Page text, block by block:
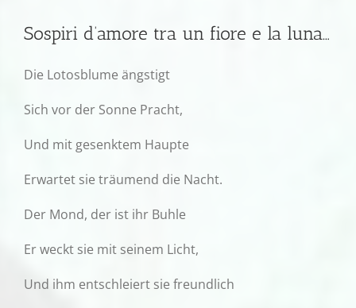
Sospiri d’amore tra un fiore e la luna…
Die Lotosblume ängstigt
Sich vor der Sonne Pracht,
Und mit gesenktem Haupte
Erwartet sie träumend die Nacht.
Der Mond, der ist ihr Buhle
Er weckt sie mit seinem Licht,
Und ihm entschleiert sie freundlich